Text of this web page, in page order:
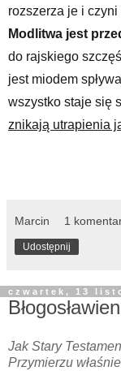
rozszerza je i
Modlitwa jest
do rajskiego
jest miodem
wszystko staje się
znikają utrapienia
Marcin 1
Udostępnij
czwartek, 13
Jak Stary
Przymierzu